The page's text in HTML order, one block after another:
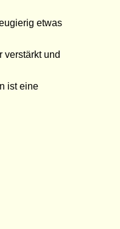
etwas
verstärkt und
ist eine